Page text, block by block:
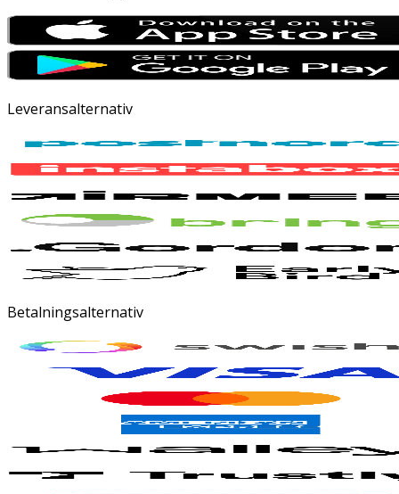
Leveransalternativ
Betalningsalternativ